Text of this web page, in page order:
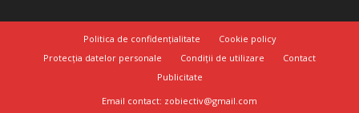
Politica de confidențialitate
Cookie policy
Protecția datelor personale
Condiții de utilizare
Contact
Publicitate
Email contact: zobiectiv@gmail.com